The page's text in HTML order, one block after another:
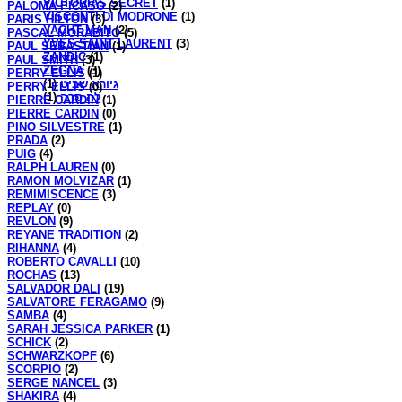
VICTORIAS SECRET (1)
VISCONTI DI MODRONE (1)
YACHT MAN(2)
YVES SAINT LAURENT (3)
ZANDIC(1)
ZEGNA(3)
גיורא שביט(1)
לה סרה(1)
PALOMA PICASO(2)
PARIS HILTON(3)
PASCAL MORABITO(5)
PAUL SEBASTIAN(1)
PAUL SMITH(3)
PERRY ELLIS (1)
PERRY ELLIS(0)
PIERRE CARDIN(1)
PIERRE CARDIN (0)
PINO SILVESTRE (1)
PRADA (2)
PUIG (4)
RALPH LAUREN (0)
RAMON MOLVIZAR (1)
REMIMISCENCE (3)
REPLAY (0)
REVLON (9)
REYANE TRADITION (2)
RIHANNA (4)
ROBERTO CAVALLI (10)
ROCHAS (13)
SALVADOR DALI (19)
SALVATORE FERAGAMO (9)
SAMBA (4)
SARAH JESSICA PARKER (1)
SCHICK (2)
SCHWARZKOPF (6)
SCORPIO (2)
SERGE NANCEL (3)
SHAKIRA (4)